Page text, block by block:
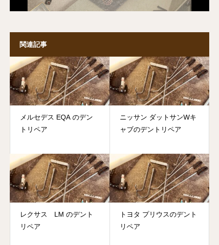
関連記事
メルセデス EQA のデン
トリペア
ニッサン ダットサンWキ
ャブのデントリペア
レクサス LM のデント
リペア
トヨタ プリウスのデント
リペア